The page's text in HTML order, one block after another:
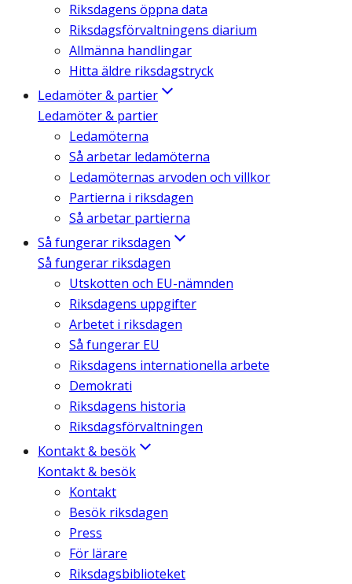
Riksdagens öppna data
Riksdagsförvaltningens diarium
Allmänna handlingar
Hitta äldre riksdagstryck
Ledamöter & partier
Ledamöter & partier
Ledamöterna
Så arbetar ledamöterna
Ledamöternas arvoden och villkor
Partierna i riksdagen
Så arbetar partierna
Så fungerar riksdagen
Så fungerar riksdagen
Utskotten och EU-nämnden
Riksdagens uppgifter
Arbetet i riksdagen
Så fungerar EU
Riksdagens internationella arbete
Demokrati
Riksdagens historia
Riksdagsförvaltningen
Kontakt & besök
Kontakt & besök
Kontakt
Besök riksdagen
Press
För lärare
Riksdagsbiblioteket